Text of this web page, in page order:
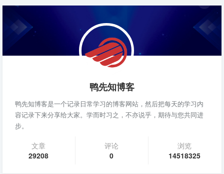
鸭先知博客
鸭先知博客是一个记录日常学习的博客网站，然后把每天的学习内
容记录下来分享给大家。学而时习之，不亦说乎，期待与您共同进
步。
文章
29208
评论
0
浏览
14518325